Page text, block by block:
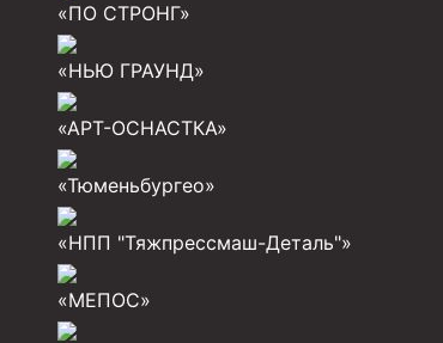
Разъединители резьбовые РР
Переводники
Кольца ограничительные ПЦ и ЦЦ
Муфты ступенчатого цементирования
«ПО СТРОНГ»
«НЬЮ ГРАУНД»
«АРТ-ОСНАСТКА»
«Тюменьбургео»
«НПП "Тяжпрессмаш-Деталь"»
«МЕПОС»